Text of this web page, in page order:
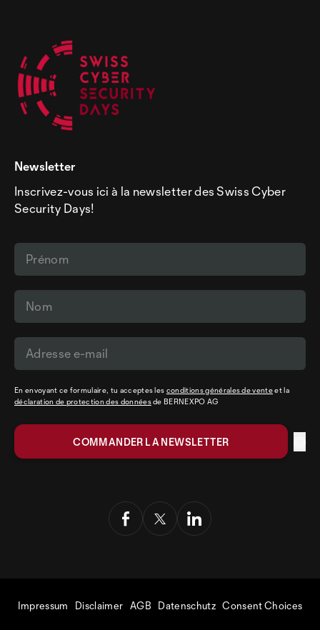
Newsletter
Inscrivez-vous ici à la newsletter des Swiss Cyber
Security Days!
En envoyant ce formulaire, tu acceptes les conditions générales de venteet la
déclaration de protection des donnéesde BERNEXPO AG
Impressum Disclaimer AGB Datenschutz Consent Choices